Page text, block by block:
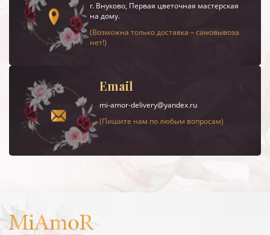
г. Внуково, Первая цветочная мастерская
на дому.
(Возможна только доставка – самовывоза
нет!)
Email
mi-amor-delivery@yandex.ru
(Пишите нам по любым вопросам)